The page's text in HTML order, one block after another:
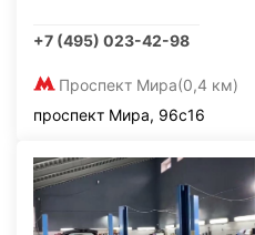
+7 (495) 023-42-98
Проспект Мира(0,4 км)
проспект Мира, 96с16